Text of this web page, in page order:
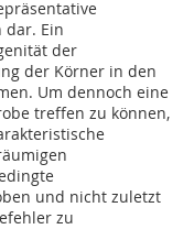
dar. Ein
der
der Körner in den
Um dennoch eine
treffen zu können,
und nicht zuletzt
zu